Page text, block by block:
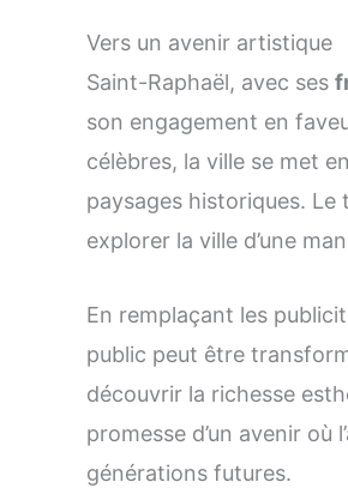
Vers un avenir artistique
Saint-Raphaël, avec ses
son engagement en
célèbres, la ville se met
paysages historiques.
explorer la ville d’une
En remplaçant les
public peut être
découvrir la richesse
promesse d’un avenir
générations futures.